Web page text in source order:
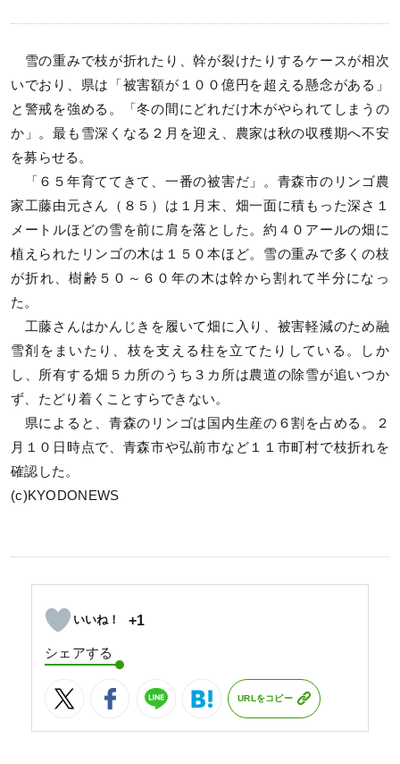
雪の重みで枝が折れたり、幹が裂けたりするケースが相次
いでおり、県は「被害額が１００億円を超える懸念がある」
と警戒を強める。「冬の間にどれだけ木がやられてしまうの
か」。最も雪深くなる２月を迎え、農家は秋の収穫期へ不安
を募らせる。
「６５年育ててきて、一番の被害だ」。青森市のリンゴ農
家工藤由元さん（８５）は１月末、畑一面に積もった深さ１
メートルほどの雪を前に肩を落とした。約４０アールの畑に
植えられたリンゴの木は１５０本ほど。雪の重みで多くの枝
が折れ、樹齢５０～６０年の木は幹から割れて半分になっ
た。
工藤さんはかんじきを履いて畑に入り、被害軽減のため融
雪剤をまいたり、枝を支える柱を立てたりしている。しか
し、所有する畑５カ所のうち３カ所は農道の除雪が追いつか
ず、たどり着くことすらできない。
県によると、青森のリンゴは国内生産の６割を占める。２
月１０日時点で、青森市や弘前市など１１市町村で枝折れを
確認した。
(c)KYODONEWS
+1
シェアする
URLをコピー